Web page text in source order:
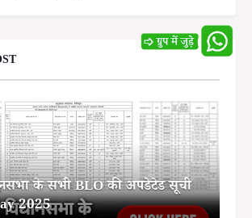
के सभी BLO की अपडेटेड सूची
2025